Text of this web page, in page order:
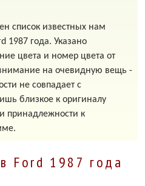
список известных нам
1987 года. Указано
цвета и номер цвета от
на очевидную вещь -
не совпадает с
близкое к оригиналу
принадлежности к
Ford 1987 года